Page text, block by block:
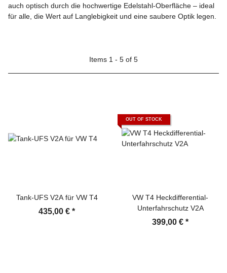
auch optisch durch die hochwertige Edelstahl-Oberfläche – ideal
für alle, die Wert auf Langlebigkeit und eine saubere Optik legen.
Items 1 - 5 of 5
Tank-UFS V2A für VW T4
435,00 € *
OUT OF STOCK
VW T4 Heckdifferential-
Unterfahrschutz V2A
399,00 € *